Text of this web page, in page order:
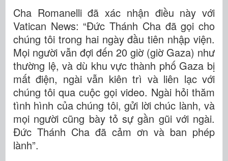
Cha Romanelli đã xác nhận điều này với
Vatican News: “Đức Thánh Cha đã gọi cho
chúng tôi trong hai ngày đầu tiên nhập viện.
Mọi người vẫn đợi đến 20 giờ (giờ Gaza) như
thường lệ, và dù khu vực thành phố Gaza bị
mất điện, ngài vẫn kiên trì và liên lạc với
chúng tôi qua cuộc gọi video. Ngài hỏi thăm
tình hình của chúng tôi, gửi lời chúc lành, và
mọi người cũng bày tỏ sự gần gũi với ngài.
Đức Thánh Cha đã cảm ơn và ban phép
lành”.